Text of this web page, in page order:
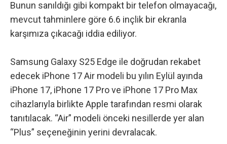
Bunun sanıldığı gibi kompakt bir telefon olmayacağı,
mevcut tahminlere göre 6.6 inçlik bir ekranla
karşımıza çıkacağı iddia ediliyor.
Samsung Galaxy S25 Edge ile doğrudan rekabet
edecek iPhone 17 Air modeli bu yılın Eylül ayında
iPhone 17, iPhone 17 Prove iPhone 17 Pro Max
cihazlarıyla birlikte Apple tarafından resmi olarak
tanıtılacak. “Air” modeli önceki nesillerde yer alan
“Plus” seçeneğinin yerini devralacak.